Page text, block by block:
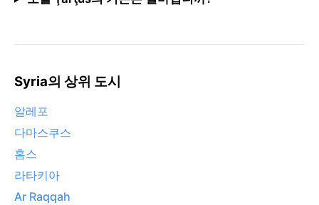
Syria의 상위 도시
알레포
다마스쿠스
홈스
라타키아
Ar Raqqah